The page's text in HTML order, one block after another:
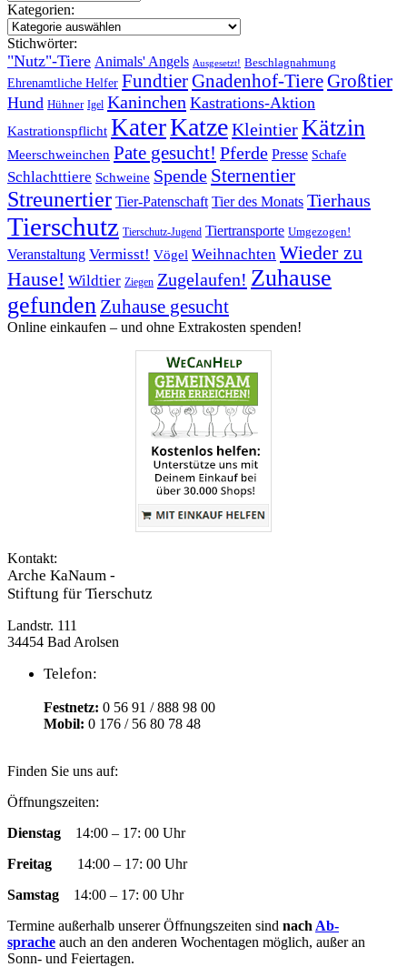
Kategorien:
Kategorien:
Stichwörter:
"Nutz"-Tiere Animals' Angels Ausgesetzt! Beschlagnahmung
Ehrenamtliche Helfer FundtierGnadenhof-TiereGroßtier
Hund Hühner Igel Kaninchen Kastrations-Aktion
Kastrationspflicht KaterKatzeKleintierKätzin
Meerschweinchen Pate gesucht! Pferde Presse Schafe
Schlachttiere Schweine Spende Sternentier
Streunertier Tier-Patenschaft Tier des Monats Tierhaus
Tierschutz Tierschutz-Jugend Tiertransporte Umgezogen!
Veranstaltung Vermisst! Vögel Weihnachten Wieder zu
Hause! Wildtier Ziegen Zugelaufen! Zuhause
gefunden Zuhause gesucht
Online einkaufen – ­und ohne Extrakosten spenden!
Kontakt:
Arche KaNaum -
Stiftung für Tierschutz
Landstr. 111
34454 Bad Arolsen
Telefon:
Festnetz: 0 56 91 / 888 98 00
Mobil: 0 176 / 56 80 78 48
Finden Sie uns auf:
Facebook
opens
new
YouTube
opens
new
RSS
opens
new
Instagram
opens
new
E-
page
in
window
Öffnungszeiten:
Dienstag 14:00 – 17: 00 Uhr
Freitag 14:00 – 17: 00 Uhr
Samstag 14:00 – 17: 00 Uhr
Termine außer­halb un­ser­er Öff­nungs­zeit­en sind nach Ab­
sprache auch an den an­der­en Woch­en­tag­en mög­lich, außer an
Sonn- und Fei­­er­­tag­en.